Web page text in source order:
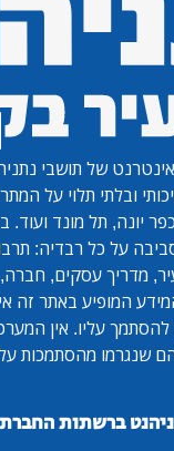
של תושבי
ובלתי תלוי על
יונה, תל מונד ועוד.
על כל רבדיה:
מדריך עסקים,
המופיע באתר זה
להסתמך עליו. אין
שנגרמו מהסתמכות
ברשתות